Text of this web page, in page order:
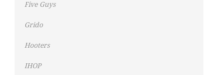
Five Guys
Grido
Hooters
IHOP